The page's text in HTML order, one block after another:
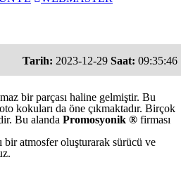
Tarih: 2023-12-29 Saat: 09:35:46
bir parçası haline gelmiştir. Bu
kokuları da öne çıkmaktadır. Birçok
Bu alanda Promosyonik ® firması
bir atmosfer oluşturarak sürücü ve